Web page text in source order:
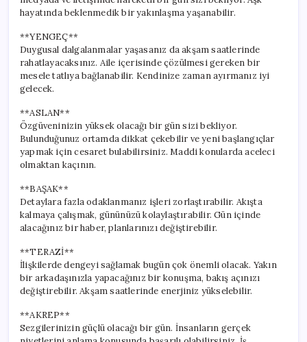
hayatında beklenmedik bir yakınlaşma yaşanabilir.
**YENGEÇ**
Duygusal dalgalanmalar yaşasanız da akşam saatlerinde
rahatlayacaksınız. Aile içerisinde çözülmesi gereken bir
mesele tatlıya bağlanabilir. Kendinize zaman ayırmanız iyi
gelecek.
**ASLAN**
Özgüveninizin yüksek olacağı bir gün sizi bekliyor.
Bulunduğunuz ortamda dikkat çekebilir ve yeni başlangıçlar
yapmak için cesaret bulabilirsiniz. Maddi konularda aceleci
olmaktan kaçının.
**BAŞAK**
Detaylara fazla odaklanmanız işleri zorlaştırabilir. Akışta
kalmaya çalışmak, gününüzü kolaylaştırabilir. Gün içinde
alacağınız bir haber, planlarınızı değiştirebilir.
**TERAZİ**
İlişkilerde dengeyi sağlamak bugün çok önemli olacak. Yakın
bir arkadaşınızla yapacağınız bir konuşma, bakış açınızı
değiştirebilir. Akşam saatlerinde enerjiniz yükselebilir.
**AKREP**
Sezgilerinizin güçlü olacağı bir gün. İnsanların gerçek